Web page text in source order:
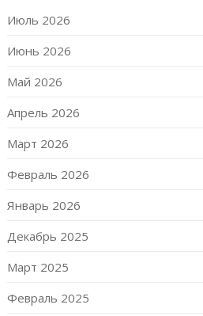
Июль 2026
Июнь 2026
Май 2026
Апрель 2026
Март 2026
Февраль 2026
Январь 2026
Декабрь 2025
Март 2025
Февраль 2025